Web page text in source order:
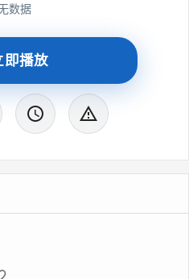
数据
即播放